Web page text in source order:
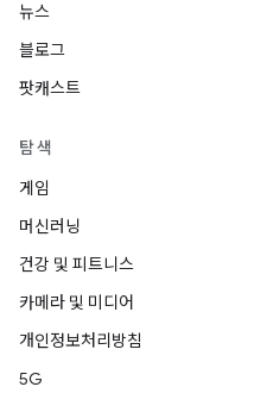
뉴스
블로그
팟캐스트
탐색
게임
머신러닝
건강 및 피트니스
카메라 및 미디어
개인정보처리방침
5G